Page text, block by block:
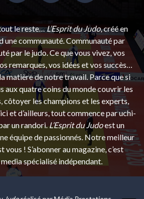
le reste…L’Esprit du Judo, créé en
une communauté. Communauté par
par le judo. Ce que vous vivez, vos
remarques, vos idées et vos succès…
matière de notre travail. Parce que si
aux quatre coins du monde couvrir les
côtoyer les champions et les experts,
et d’ailleurs, tout commence par uchi-
un randori.L’Esprit du Judoest un
équipe de passionnés. Notre meilleur
vous ! S’abonner au magazine, c’est
spécialisé indépendant.